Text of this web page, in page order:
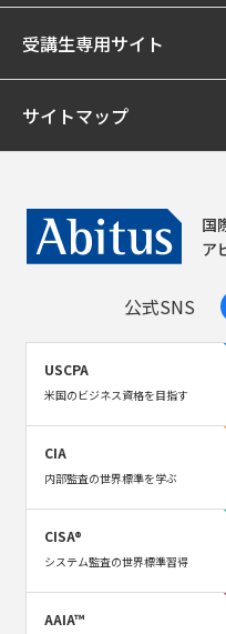
受講生専用サイト
サイトマップ
国
ア
公式SNS
USCPA
米国のビジネス資格を目指す
CIA
内部監査の世界標準を学ぶ
CISA®
システム監査の世界標準習得
AAIA™